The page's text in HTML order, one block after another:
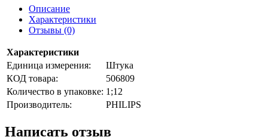
Описание
Характеристики
Отзывы (0)
Характеристики
Единица измерения:
Штука
КОД товара:
506809
Количество в упаковке: 1;12
Производитель:
PHILIPS
Написать отзыв